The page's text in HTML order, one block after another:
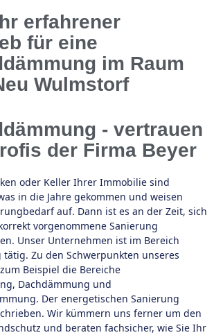
erfahrener
für eine
im Raum
Wulmstorf
- vertrauen
der Firma Beyer
oder Keller Ihrer Immobilie sind
in die Jahre gekommen und weisen
auf. Dann ist es an der Zeit, sich
vorgenommene Sanierung
Unser Unternehmen ist im Bereich
tätig. Zu den Schwerpunkten unseres
Beispiel die Bereiche
Dachdämmung und
Der energetischen Sanierung
Wir kümmern uns ferner um den
und beraten fachsicher, wie Sie Ihr